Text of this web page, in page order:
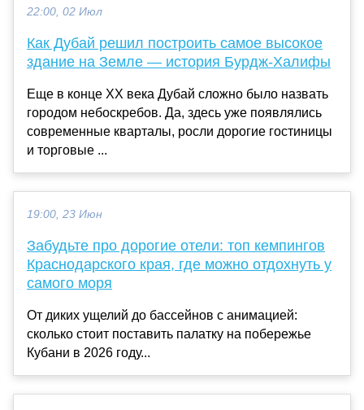
22:00, 02 Июл
Как Дубай решил построить самое высокое
здание на Земле — история Бурдж-Халифы
Еще в конце XX века Дубай сложно было назвать
городом небоскребов. Да, здесь уже появлялись
современные кварталы, росли дорогие гостиницы
и торговые ...
19:00, 23 Июн
Забудьте про дорогие отели: топ кемпингов
Краснодарского края, где можно отдохнуть у
самого моря
От диких ущелий до бассейнов с анимацией:
сколько стоит поставить палатку на побережье
Кубани в 2026 году...